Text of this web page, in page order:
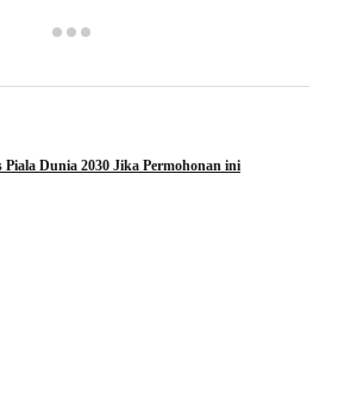
Dunia 2030 Jika Permohonan ini